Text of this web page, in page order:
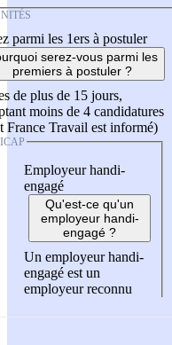
parmi les 1ers à postuler
serez-vous parmi les
premiers à postuler ?
de plus de 15 jours,
moins de 4 candidatures
France Travail est informé)
Employeur handi-
engagé
Qu'est-ce qu'un
employeur handi-
engagé ?
Un employeur handi-
engagé est un
employeur reconnu